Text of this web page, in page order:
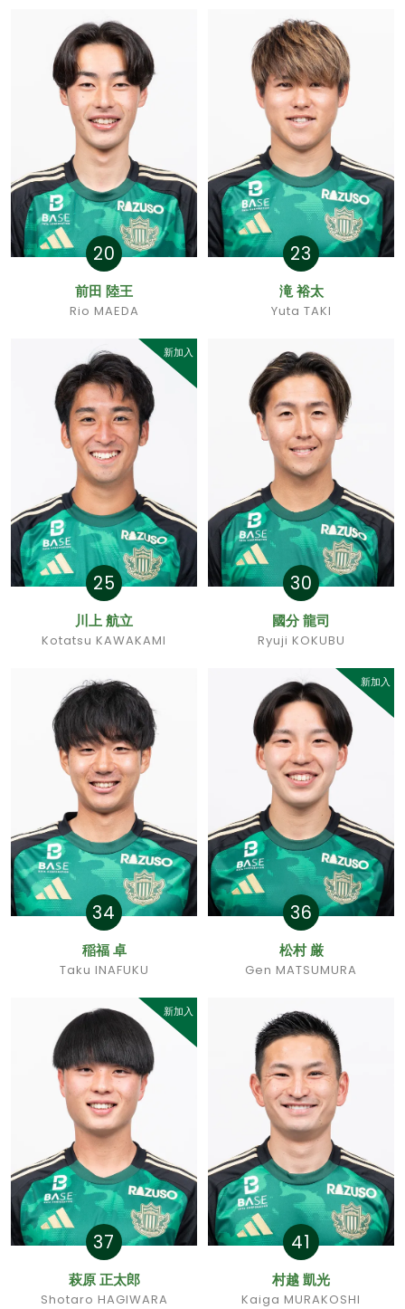
20
前田 陸王
Rio MAEDA
23
滝 裕太
Yuta TAKI
新加入
25
川上 航立
Kotatsu KAWAKAMI
30
國分 龍司
Ryuji KOKUBU
34
稲福 卓
Taku INAFUKU
新加入
36
松村 厳
Gen MATSUMURA
新加入
37
萩原 正太郎
Shotaro HAGIWARA
41
村越 凱光
Kaiga MURAKOSHI